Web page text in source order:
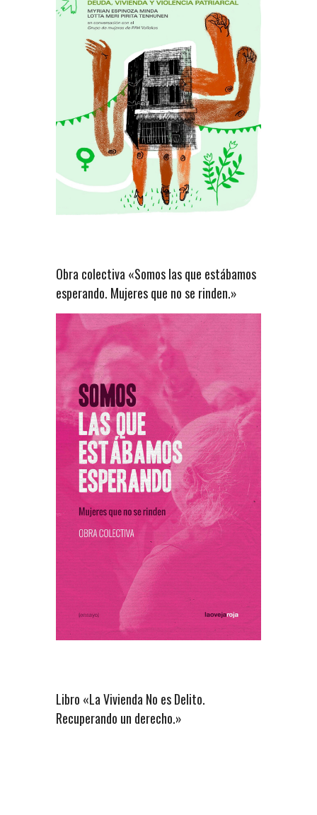
Obra colectiva «Somos las que estábamos
esperando. Mujeres que no se rinden.»
Libro «La Vivienda No es Delito.
Recuperando un derecho.»